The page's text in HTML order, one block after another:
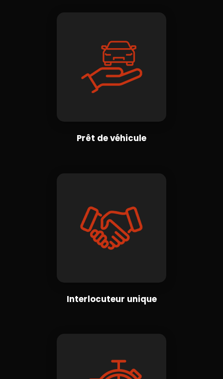
Prêt de véhicule
Interlocuteur unique